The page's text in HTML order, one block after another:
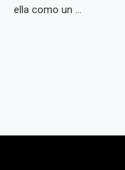
ella como un ...